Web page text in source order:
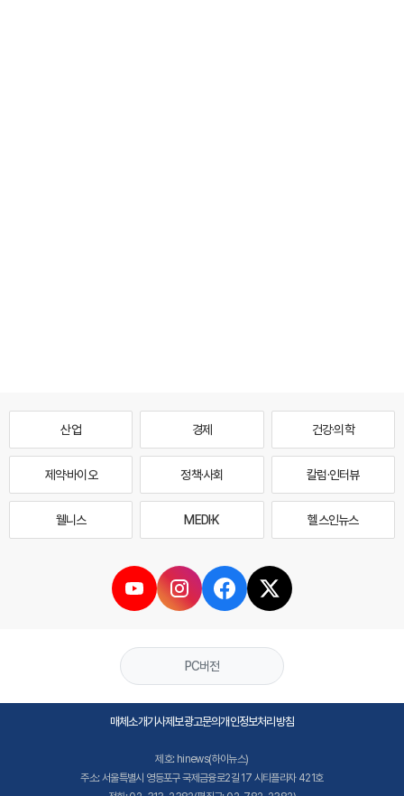
산업 경제 건강·의학
제약·바이오 정책·사회 칼럼·인터뷰
웰니스 MEDI·K 헬스인뉴스
PC버전
매체소개기사제보광고문의개인정보처리방침
제호: hinews(하이뉴스)
주소: 서울특별시 영등포구 국제금융로2길 17 시티플라자 421호